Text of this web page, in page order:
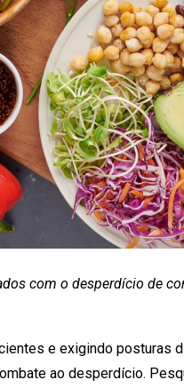
com o desperdício de
e exigindo posturas
ao desperdício.